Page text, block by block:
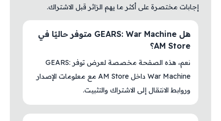
إجابات مختصرة على أكثر ما يهم الزائر قبل الاشتراك.
هل GEARS: War Machine متوفر حاليًا في
AM Store؟
نعم، هذه الصفحة مخصصة لعرض توفر GEARS:
War Machine داخل AM Store مع معلومات الإصدار
وروابط الانتقال إلى الاشتراك والتثبيت.